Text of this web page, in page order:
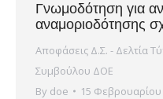
Γνωμοδότηση για
αναμοριοδότησης
Αποφάσεις Δ.Σ. - Δελτία
Συμβούλου ΔΟΕ
By doe 15 Φεβρουαρίου